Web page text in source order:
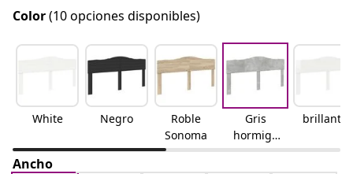
Color(10 opciones disponibles)
White Negro
Roble
Sonoma
Gris
hormigó
n
brillante
Ancho